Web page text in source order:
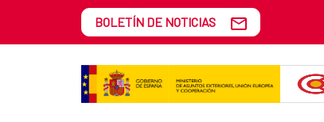
Saltar al contenido principalBOLETÍN DE NOTICIAS